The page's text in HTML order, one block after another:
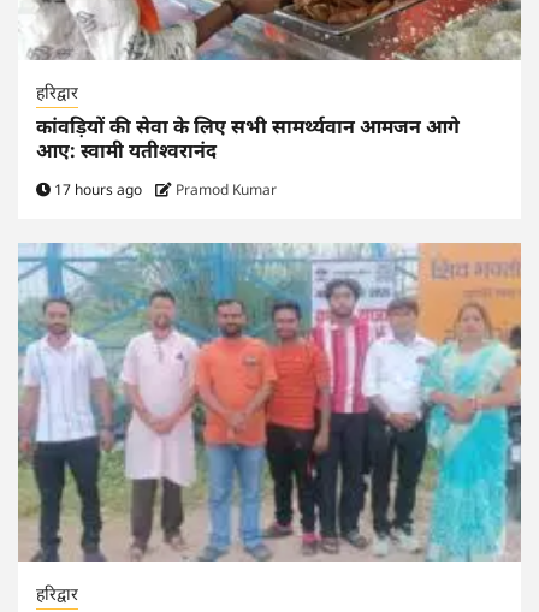
हरिद्वार
कांवड़ियों की सेवा के लिए सभी सामर्थ्यवान आमजन आगे
आए: स्वामी यतीश्वरानंद
17 hours ago Pramod Kumar
हरिद्वार